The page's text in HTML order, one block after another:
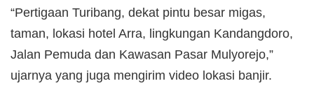
“Pertigaan Turibang, dekat pintu besar migas,
taman, lokasi hotel Arra, lingkungan Kandangdoro,
Jalan Pemuda dan Kawasan Pasar Mulyorejo,”
ujarnya yang juga mengirim video lokasi banjir.